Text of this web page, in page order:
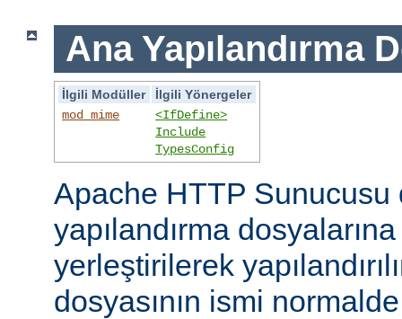
Ana Yapılandırma
İlgili Modüller
İlgili Yönergeler
mod_mime
<IfDefine>
Include
TypesConfig
Apache HTTP Sunucusu
yapılandırma
yerleştirilerek
dosyasının ismi